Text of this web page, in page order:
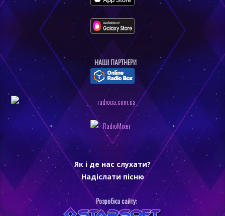
НАШI ПАРТНЕРИ
Як і де нас слухати?
Надіслати пісню
Розробка сайту: